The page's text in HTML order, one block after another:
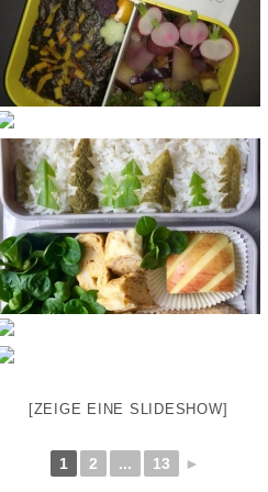
[ZEIGE EINE SLIDESHOW]
1 2 ... 13 ►